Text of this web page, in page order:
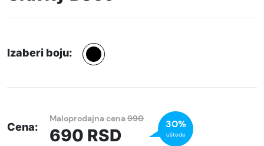
Izaberi boju:
Cena:
Maloprodajna cena990
690 RSD
30%
uštede